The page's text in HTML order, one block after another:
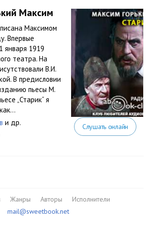
Максим
Максимом
Впервые
января 1919
театра. На
В.И.
В предисловии
пьесы М.
„Старик“ я
и др.
Слушать онлайн
Жанры Авторы
Исполнители
mail@sweetbook.net